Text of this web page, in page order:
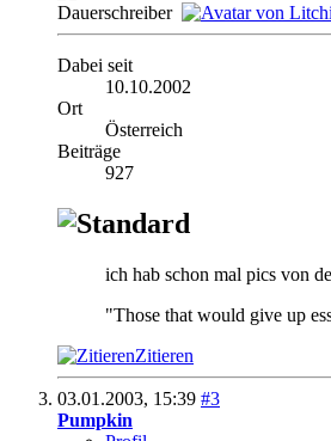
Dauerschreiber
Dabei seit
10.10.2002
Ort
Österreich
Beiträge
927
ich hab schon mal pics von
"Those that would give up
Zitieren
03.01.2003, 15:39 #3
Pumpkin